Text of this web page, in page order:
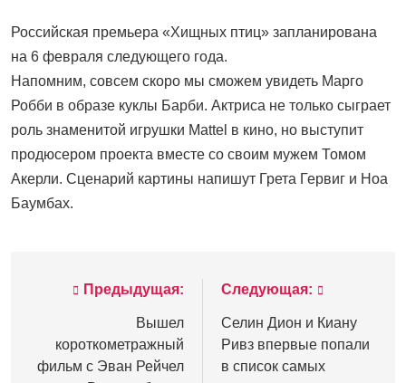
Российская премьера «Хищных птиц» запланирована
на 6 февраля следующего года.
Напомним, совсем скоро мы сможем увидеть Марго
Робби в образе куклы Барби. Актриса не только сыграет
роль знаменитой игрушки Mattel в кино, но выступит
продюсером проекта вместе со своим мужем Томом
Акерли. Сценарий картины напишут Грета Гервиг и Ноа
Баумбах.
Навигация
записям
Предыдущая:
Вышел
короткометражный
фильм с Эван Рейчел
Следующая:
Селин Дион и Киану
Ривз впервые попали
в список самых